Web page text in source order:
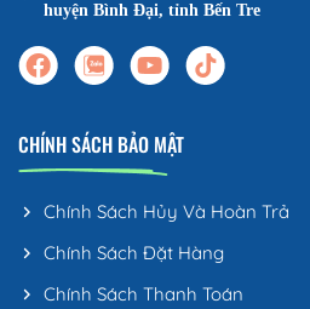
huyện Bình Đại, tỉnh Bến Tre
CHÍNH SÁCH BẢO MẬT
Chính Sách Hủy Và Hoàn Trả
Chính Sách Đặt Hàng
Chính Sách Thanh Toán